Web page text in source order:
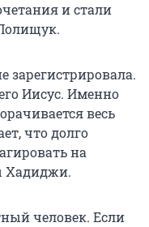
и стали
зарегистрировала.
Иисус. Именно
весь
что долго
на
Хадиджи.
человек. Если